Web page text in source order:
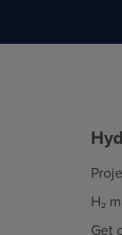
H₂
Get